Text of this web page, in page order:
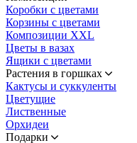
Коробки с цветами
Корзины с цветами
Композиции XXL
Цветы в вазах
Ящики с цветами
Растения в горшках
Кактусы и суккуленты
Цветущие
Лиственные
Орхидеи
Подарки